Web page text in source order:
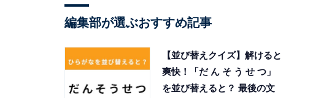
編集部が選ぶおすすめ記事
【並び替えクイズ】解けると
爽快！「だ ん そ う せ つ」
を並び替えると？ 最後の文